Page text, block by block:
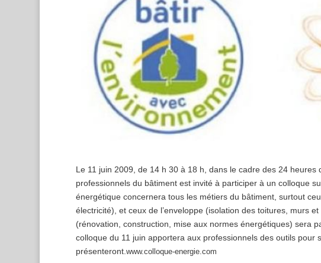
Le 11 juin 2009, de 14 h 30 à 18 h, dans le cadre des 24 heures
professionnels du bâtiment est invité à participer à un colloque
énergétique concernera tous les métiers du bâtiment, surtout
électricité), et ceux de l’enveloppe (isolation des toitures, murs
(rénovation, construction, mise aux normes énergétiques) sera
colloque du 11 juin apportera aux professionnels des outils pour
présenteront. www.colloque-energie.com